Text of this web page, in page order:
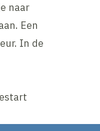
naar
Een
In de